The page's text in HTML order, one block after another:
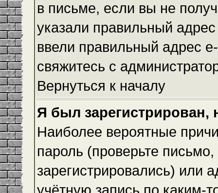
в письме, если вы не
указали правильный
ввели правильный адрес
свяжитесь с
Вернуться к началу
Я был зарегистрирован,
Наиболее вероятные
пароль (проверьте
зарегистрировались) или